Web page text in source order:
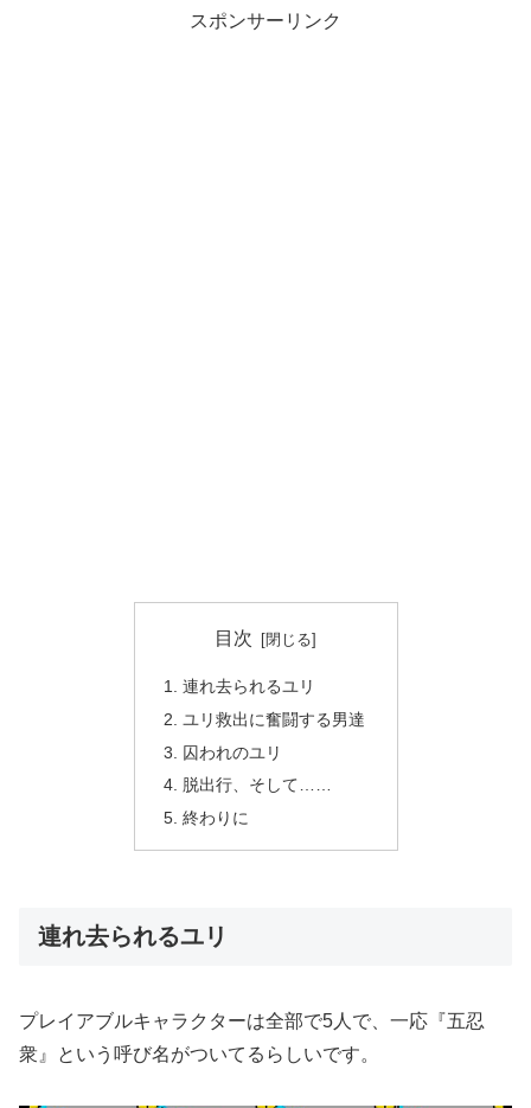
スポンサーリンク
目次
連れ去られるユリ
ユリ救出に奮闘する男達
囚われのユリ
脱出行、そして……
終わりに
連れ去られるユリ
プレイアブルキャラクターは全部で5人で、一応『五忍
衆』という呼び名がついてるらしいです。